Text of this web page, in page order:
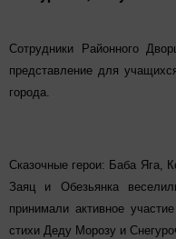
Сотрудники Районного
представление для
города.
Сказочные герои: Баба Яга,
Заяц и Обезьянка
принимали активное
стихи Деду Морозу и